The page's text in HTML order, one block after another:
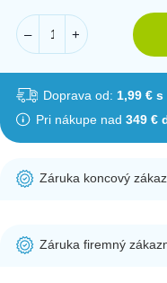
– +
Doprava od: 1,99 € s
Pri nákupe nad 349 €
Záruka koncový
potrebná registrácia
Záruka firemný